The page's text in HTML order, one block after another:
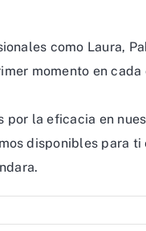
como Laura,
momento en
la eficacia en
disponibles para